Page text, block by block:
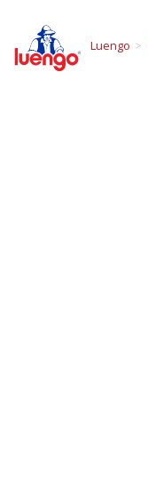
content
Luengo